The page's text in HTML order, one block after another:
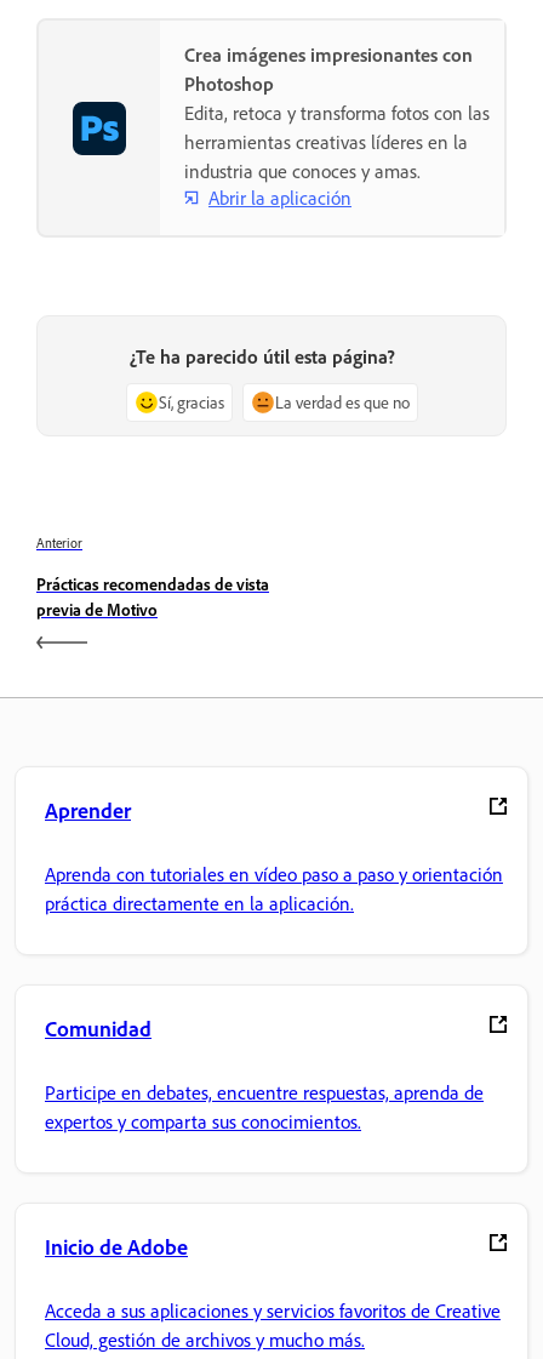
Crea imágenes impresionantes con
Photoshop
Edita, retoca y transforma fotos con las
herramientas creativas líderes en la
industria que conoces y amas.
Abrir la aplicación
¿Te ha parecido útil esta página?
Sí, gracias La verdad es que no
Anterior
Prácticas recomendadas de vista
previa de Motivo
Aprender
Aprenda con tutoriales en vídeo paso a paso y orientación
práctica directamente en la aplicación.
Comunidad
Participe en debates, encuentre respuestas, aprenda de
expertos y comparta sus conocimientos.
Inicio de Adobe
Acceda a sus aplicaciones y servicios favoritos de Creative
Cloud, gestión de archivos y mucho más.